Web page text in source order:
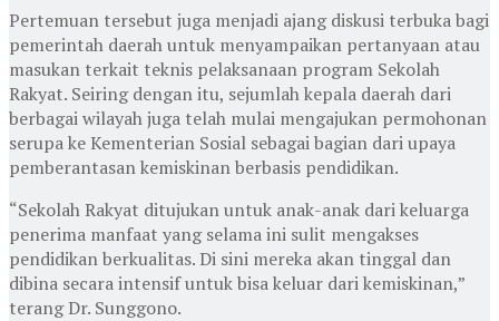
Pertemuan tersebut juga menjadi ajang diskusi terbuka bagi
pemerintah daerah untuk menyampaikan pertanyaan atau
masukan terkait teknis pelaksanaan program Sekolah
Rakyat. Seiring dengan itu, sejumlah kepala daerah dari
berbagai wilayah juga telah mulai mengajukan permohonan
serupa ke Kementerian Sosial sebagai bagian dari upaya
pemberantasan kemiskinan berbasis pendidikan.
“Sekolah Rakyat ditujukan untuk anak-anak dari keluarga
penerima manfaat yang selama ini sulit mengakses
pendidikan berkualitas. Di sini mereka akan tinggal dan
dibina secara intensif untuk bisa keluar dari kemiskinan,”
terang Dr. Sunggono.